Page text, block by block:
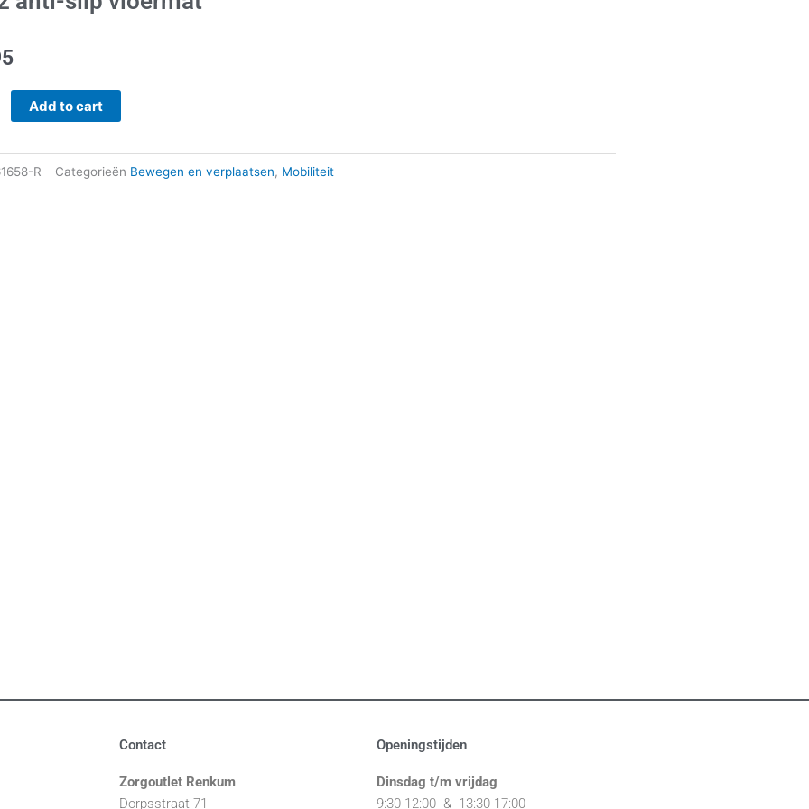
Add to cart
R Categorieën Bewegen en verplaatsen, Mobiliteit
Contact
Zorgoutlet Renkum
Dorpsstraat 71
Openingstijden
Dinsdag t/m vrijdag
9:30-12:00 & 13:30-17:00